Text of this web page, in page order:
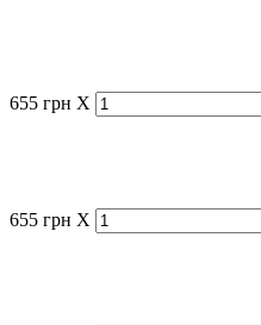
655 грн X
655 грн X